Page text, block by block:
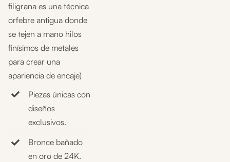
filigrana es una técnica
orfebre antigua donde
se tejen a mano hilos
finísimos de metales
para crear una
apariencia de encaje)
Piezas únicas con
diseños
exclusivos.
Bronce bañado
en oro de 24K.